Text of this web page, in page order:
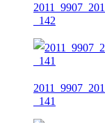
_142
_141